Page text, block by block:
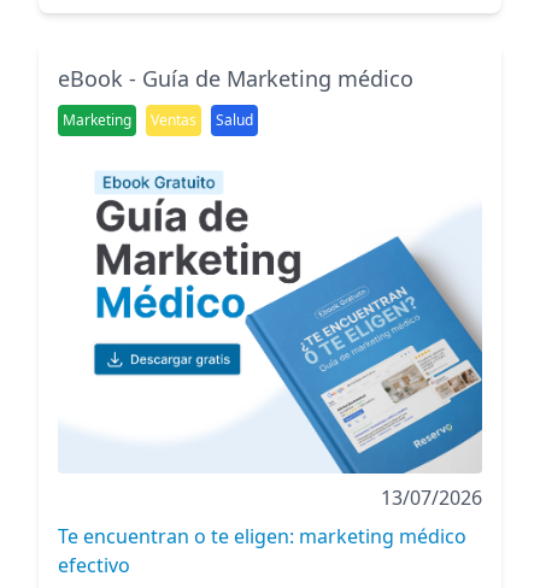
eBook - Guía de Marketing médico
Marketing Ventas Salud
13/07/2026
Te encuentran o te eligen: marketing médico
efectivo